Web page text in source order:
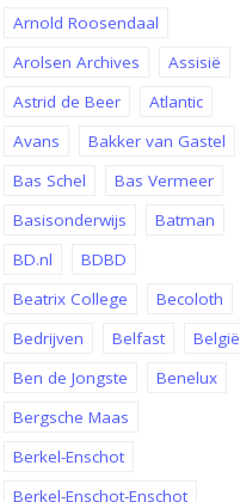
Arnold Roosendaal
Arolsen Archives
Assisië
Astrid de Beer
Atlantic
Avans
Bakker van Gastel
Bas Schel
Bas Vermeer
Basisonderwijs
Batman
BD.nl
BDBD
Beatrix College
Becoloth
Bedrijven
Belfast
België
Ben de Jongste
Benelux
Bergsche Maas
Berkel-Enschot
Berkel-Enschot-Enschot